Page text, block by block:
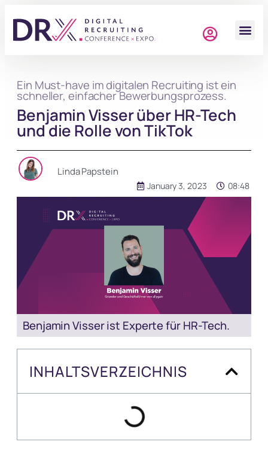
Ein Must-have im digitalen Recruiting ist ein
schneller, einfacher Bewerbungsprozess.
Benjamin Visser über HR-Tech
und die Rolle von TikTok
Linda Papstein
January 3, 2023 08:48
Benjamin Visser ist Experte für HR-Tech.
INHALTSVERZEICHNIS